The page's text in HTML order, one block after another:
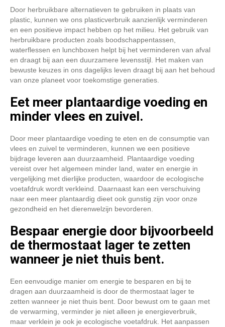
Door herbruikbare alternatieven te gebruiken in plaats van
plastic, kunnen we ons plasticverbruik aanzienlijk verminderen
en een positieve impact hebben op het milieu. Het gebruik van
herbruikbare producten zoals boodschappentassen,
waterflessen en lunchboxen helpt bij het verminderen van afval
en draagt bij aan een duurzamere levensstijl. Het maken van
bewuste keuzes in ons dagelijks leven draagt bij aan het behoud
van onze planeet voor toekomstige generaties.
Eet meer plantaardige voeding en
minder vlees en zuivel.
Door meer plantaardige voeding te eten en de consumptie van
vlees en zuivel te verminderen, kunnen we een positieve
bijdrage leveren aan duurzaamheid. Plantaardige voeding
vereist over het algemeen minder land, water en energie in
vergelijking met dierlijke producten, waardoor de ecologische
voetafdruk wordt verkleind. Daarnaast kan een verschuiving
naar een meer plantaardig dieet ook gunstig zijn voor onze
gezondheid en het dierenwelzijn bevorderen.
Bespaar energie door bijvoorbeeld
de thermostaat lager te zetten
wanneer je niet thuis bent.
Een eenvoudige manier om energie te besparen en bij te
dragen aan duurzaamheid is door de thermostaat lager te
zetten wanneer je niet thuis bent. Door bewust om te gaan met
de verwarming, verminder je niet alleen je energieverbruik,
maar verklein je ook je ecologische voetafdruk. Het aanpassen